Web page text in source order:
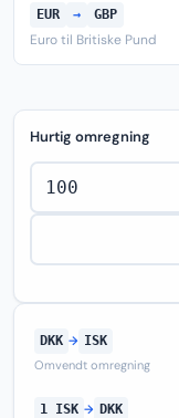
EUR → GBP
Euro til Britiske Pund
Hurtig omregning
DKK → ISK
Omvendt omregning
1 ISK → DKK